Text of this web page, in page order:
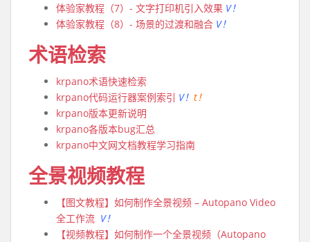
体验家教程（7）- 文字打印机引入效果 V！
体验家教程（8）- 场景的过渡和融合 V！
术语检索
krpano术语快速检索
krpano代码运行器案例索引 V！ t！
krpano版本更新说明
krpano各版本bug汇总
krpano中文网文档教程学习指南
全景视频教程
【图文教程】如何制作全景视频 – Autopano Video
全工作流 V！
【视频教程】如何制作一个全景视频（Autopano